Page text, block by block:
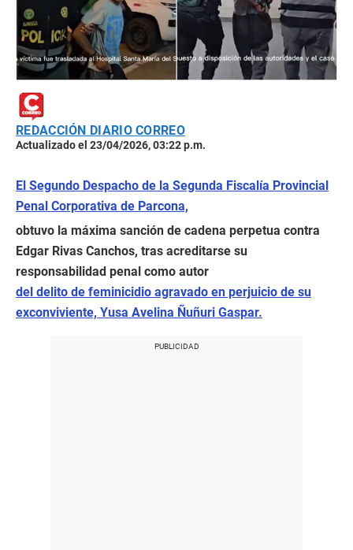
REDACCIÓN DIARIO CORREO
Actualizado el 23/04/2026, 03:22 p.m.
El Segundo Despacho de la Segunda Fiscalía Provincial
Penal Corporativa de Parcona,
obtuvo la máxima sanción de cadena perpetua contra
Edgar Rivas Canchos, tras acreditarse su
responsabilidad penal como autor
del delito de feminicidio agravado en perjuicio de su
exconviviente, Yusa Avelina Ñuñuri Gaspar.